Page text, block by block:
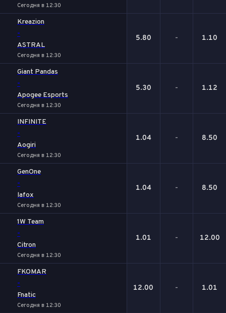
Сегодня в 12:30
Kreazion
-
ASTRAL
Сегодня в 12:30
5.80 - 1.10
Giant Pandas
-
Apogee Esports
Сегодня в 12:30
5.30 - 1.12
INFINITE
-
Aogiri
Сегодня в 12:30
1.04 - 8.50
GenOne
-
lafox
Сегодня в 12:30
1.04 - 8.50
1W Team
-
Citron
Сегодня в 12:30
1.01 - 12.00
FKOMAR
-
Fnatic
Сегодня в 12:30
12.00 - 1.01